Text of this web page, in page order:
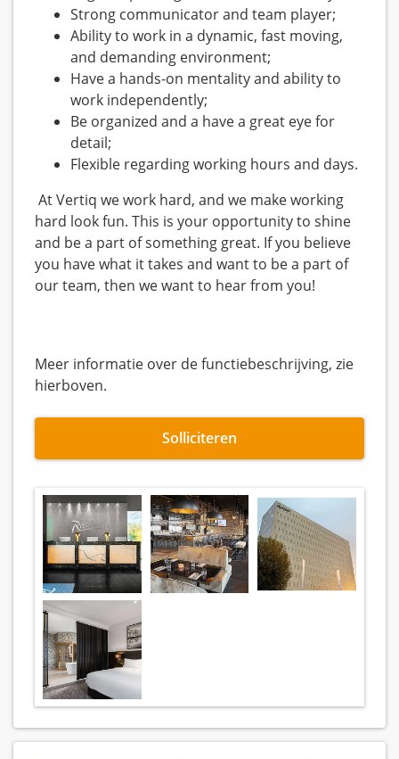
Strong communicator and team player;
Ability to work in a dynamic, fast moving,
and demanding environment;
Have a hands-on mentality and ability to
work independently;
Be organized and a have a great eye for
detail;
Flexible regarding working hours and days.
At Vertiq we work hard, and we make working
hard look fun. This is your opportunity to shine
and be a part of something great. If you believe
you have what it takes and want to be a part of
our team, then we want to hear from you!
Meer informatie over de functiebeschrijving, zie
hierboven.
Solliciteren